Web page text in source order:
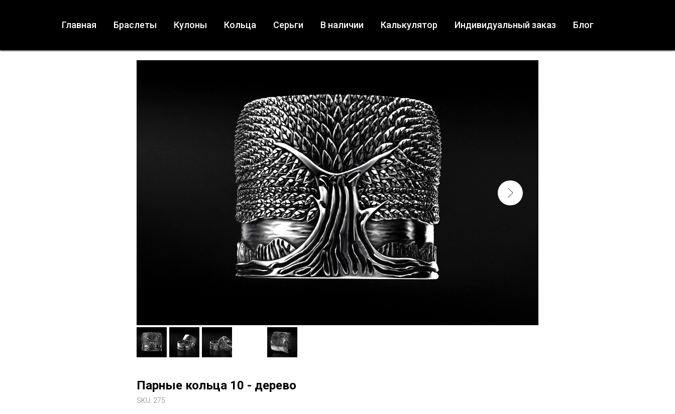
Главная Браслеты Кулоны Кольца Серьги В наличии Калькулятор Индивидуальный заказ Блог
Парные кольца 10 - дерево
SKU: 275